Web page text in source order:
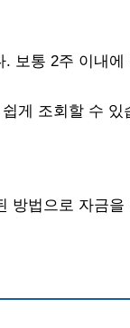
보통 2주 이내에
게 조회할 수 있
방법으로 자금